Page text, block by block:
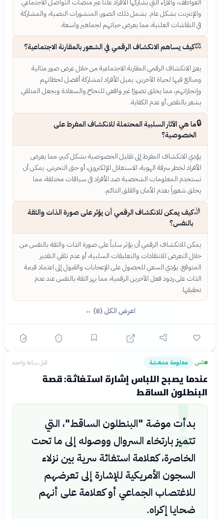
العواطف، والآراء التي يشاركها الأفراد علناً عبر منصات التواصل الاجتماعي
والإنترنت بشكل عام. يشمل ذلك الصور، المنشورات النصية، والمشاركة
في النقاشات العلنية، مما يعرض حياتهم لجماهير واسعة.
⚖️كيف يساهم الانكشاف الرقمي في الشعور بالمقارنة الاجتماعية؟
يعزز الانكشاف الرقمي المقارنة الاجتماعية من خلال عرض صور مثالية
ومبالغ فيها لحياة الآخرين. يميل الأفراد لمشاركة أفضل لحظاتهم
وإنجازاتهم، مما يخلق تصورًا غير واقعي للنجاح والسعادة ويجعل المتلقي
يشعر بالنقص أو عدم الكفاية.
🔒ما هي الآثار السلبية المحتملة للانكشاف المفرط على
الخصوصية؟
يؤدي الانكشاف المفرط إلى تقليل الخصوصية بشكل كبير، مما يعرض
الأفراد لخطر سرقة الهوية، الاستغلال الإلكتروني، أو حتى التحرش. يمكن أن
تستخدم المعلومات الشخصية ضد الأفراد في سياقات مختلفة، مما
يخلق شعوراً بعدم الأمان والقلق الدائم.
🤳كيف يمكن للانكشاف الرقمي أن يؤثر على صورة الذات والثقة
بالنفس؟
يمكن للانكشاف الرقمي أن يؤثر سلباً على صورة الذات والثقة بالنفس من
خلال التعرض للانتقادات والتعليقات السلبية، أو عدم تلقي التقدير
المتوقع. يؤدي السعي للحصول على الإعجابات والقبول إلى اعتماد قيمة
الذات على ردود فعل الآخرين الرقمية، مما يهز الثقة بالنفس عند عدم
تحقيقها.
اعرض الكل (8) ←
ناس› معلومة مدهشة قبل ساعة واحدة
عندما يصبح اللباس إشارة استغاثة: قصة
البنطلون الساقط
!
بدأت موضة "البنطلون الساقط"، التي
تتميز بارتخاء السروال ووصوله إلى ما تحت
الخاصرة، كعلامة استغاثة سرية بين نزلاء
السجون الأمريكية للإشارة إلى تعرضهم
للاغتصاب الجماعي أو كعلامة على أنهم
ضحايا إكراه.